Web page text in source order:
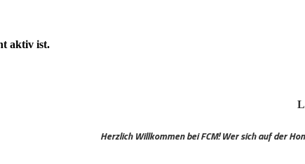
aktiv ist.
Letzte
Herzlich Willkommen bei FCM! Wer sich auf der Homepage